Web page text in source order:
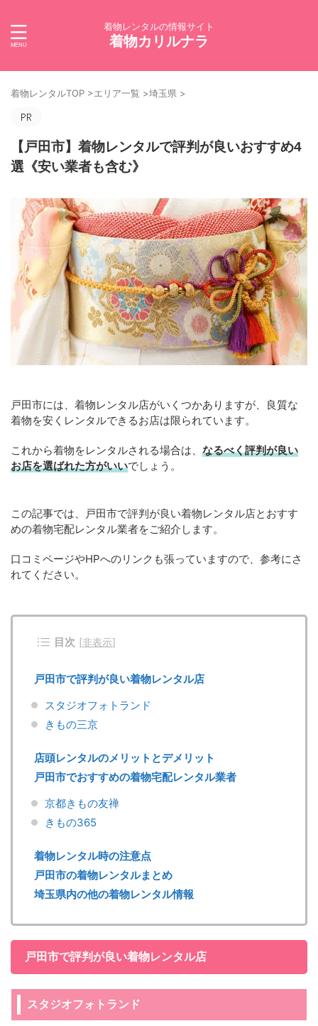
着物レンタルの情報サイト
着物カリルナラ
着物レンタルTOP >エリア一覧 >埼玉県 >
【戸田市】着物レンタルで評判が良いおすすめ4
選《安い業者も含む》
戸田市には、着物レンタル店がいくつかありますが、良質な
着物を安くレンタルできるお店は限られています。
これから着物をレンタルされる場合は、 なるべく評判が良い
お店を選ばれた方がいいでしょう。
この記事では、戸田市で評判が良い着物レンタル店とおすす
めの着物宅配レンタル業者をご紹介します。
口コミページやHPへのリンクも張っていますので、参考にさ
れてください。
目次 [非表示]
戸田市で評判が良い着物レンタル店
スタジオフォトランド
きもの三京
店頭レンタルのメリットとデメリット
戸田市でおすすめの着物宅配レンタル業者
京都きもの友禅
きもの365
着物レンタル時の注意点
戸田市の着物レンタルまとめ
埼玉県内の他の着物レンタル情報
戸田市で評判が良い着物レンタル店
スタジオフォトランド